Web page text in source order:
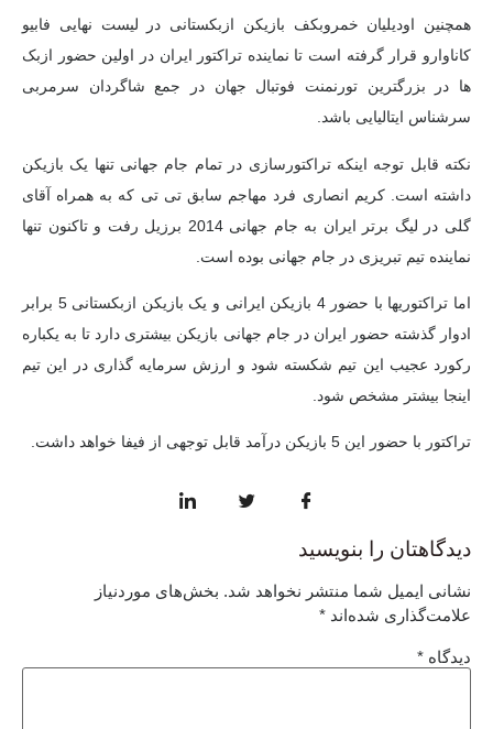
همچنین اودیلیان خمروبکف بازیکن ازبکستانی در لیست نهایی فابیو
کاناوارو قرار گرفته است تا نماینده تراکتور ایران در اولین حضور ازبک
ها در بزرگترین تورنمنت فوتبال جهان در جمع شاگردان سرمربی
سرشناس ایتالیایی باشد.
نکته قابل توجه اینکه تراکتورسازی در تمام جام جهانی تنها یک بازیکن
داشته است. کریم انصاری فرد مهاجم سابق تی تی که به همراه آقای
گلی در لیگ برتر ایران به جام جهانی 2014 برزیل رفت و تاکنون تنها
نماینده تیم تبریزی در جام جهانی بوده است.
اما تراکتوریها با حضور 4 بازیکن ایرانی و یک بازیکن ازبکستانی 5 برابر
ادوار گذشته حضور ایران در جام جهانی بازیکن بیشتری دارد تا به یکباره
رکورد عجیب این تیم شکسته شود و ارزش سرمایه گذاری در این تیم
اینجا بیشتر مشخص شود.
تراکتور با حضور این 5 بازیکن درآمد قابل توجهی از فیفا خواهد داشت.
دیدگاهتان را بنویسید
نشانی ایمیل شما منتشر نخواهد شد. بخش‌های موردنیاز
علامت‌گذاری شده‌اند *
دیدگاه *